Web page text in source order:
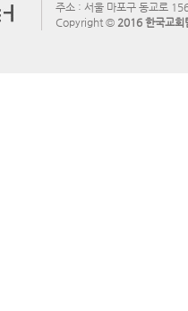
주소 : 서울 마포구 동교로
Copyright © 2016 한국교회